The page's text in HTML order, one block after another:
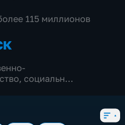
115 миллионов
, социально-